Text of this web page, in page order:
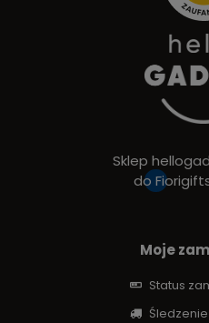
Sklep
do
Moje
Status